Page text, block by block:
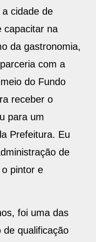
cidade de
capacitar na
da gastronomia,
com a
do Fundo
receber o
para um
Prefeitura. Eu
de
o pintor e
foi uma das
de qualificação